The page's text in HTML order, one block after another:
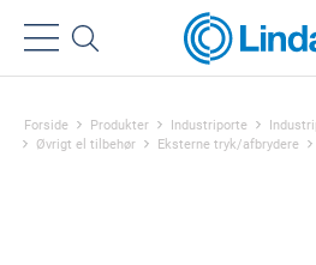
Forside Produkter Industriporte
Øvrigt el tilbehør
Eksterne tryk/afbrydere